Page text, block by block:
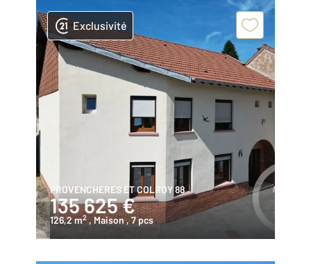
Exclusivité
PROVENCHERES ET COLROY 88
135 625 €
126,2 m2 , Maison, 7 pcs